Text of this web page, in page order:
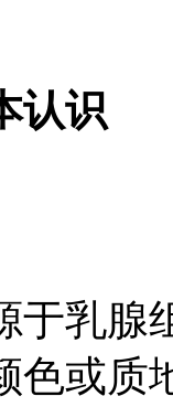
认识
于乳腺
色或质